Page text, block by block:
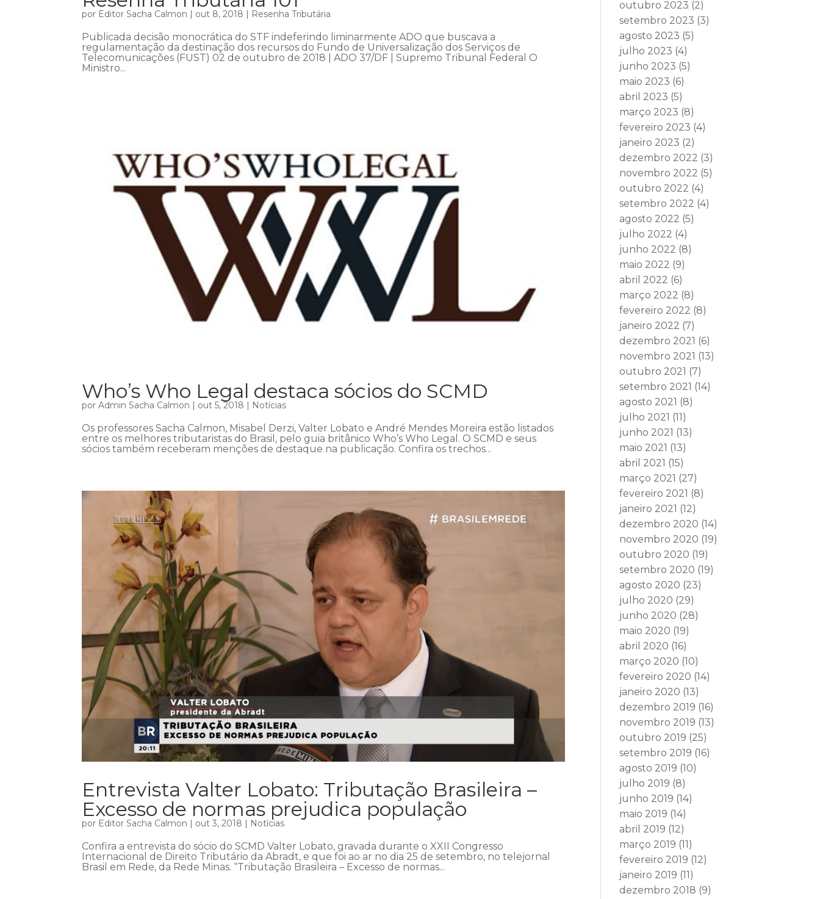
por Editor Sacha Calmon | out 8, 2018 | Resenha Tributária
Publicada decisão monocrática do STF indeferindo liminarmente ADO que buscava a
regulamentação da destinação dos recursos do Fundo de Universalização dos Serviços de
Telecomunicações (FUST) 02 de outubro de 2018 | ADO 37/DF | Supremo Tribunal Federal O
Ministro...
Who’s Who Legal destaca sócios do SCMD
porAdmin Sacha Calmon | out 5, 2018 | Notícias
Os professores Sacha Calmon, Misabel Derzi, Valter Lobato e André Mendes Moreira estão listados
entre os melhores tributaristas do Brasil, pelo guia britânico Who’s Who Legal. O SCMD e seus
sócios também receberam menções de destaque na publicação. Confira os trechos...
Entrevista Valter Lobato: Tributação Brasileira –
Excesso de normas prejudica população
por Editor Sacha Calmon | out 3, 2018 | Notícias
Confira a entrevista do sócio do SCMD Valter Lobato, gravada durante o XXII Congresso
Internacional de Direito Tributário da Abradt, e que foi ao ar no dia 25 de setembro, no telejornal
Brasil em Rede, da Rede Minas. “Tributação Brasileira – Excesso de normas...
outubro 2023 (2)
setembro 2023 (3)
agosto 2023 (5)
julho 2023 (4)
junho 2023 (5)
maio 2023 (6)
abril 2023 (5)
março 2023 (8)
fevereiro 2023 (4)
janeiro 2023 (2)
dezembro 2022 (3)
novembro 2022 (5)
outubro 2022 (4)
setembro 2022 (4)
agosto 2022 (5)
julho 2022 (4)
junho 2022 (8)
maio 2022 (9)
abril 2022 (6)
março 2022 (8)
fevereiro 2022 (8)
janeiro 2022 (7)
dezembro 2021 (6)
novembro 2021 (13)
outubro 2021 (7)
setembro 2021 (14)
agosto 2021 (8)
julho 2021 (11)
junho 2021 (13)
maio 2021 (13)
abril 2021 (15)
março 2021 (27)
fevereiro 2021 (8)
janeiro 2021 (12)
dezembro 2020 (14)
novembro 2020 (19)
outubro 2020 (19)
setembro 2020 (19)
agosto 2020 (23)
julho 2020 (29)
junho 2020 (28)
maio 2020 (19)
abril 2020 (16)
março 2020 (10)
fevereiro 2020 (14)
janeiro 2020 (13)
dezembro 2019 (16)
novembro 2019 (13)
outubro 2019 (25)
setembro 2019 (16)
agosto 2019 (10)
julho 2019 (8)
junho 2019 (14)
maio 2019 (14)
abril 2019 (12)
março 2019 (11)
fevereiro 2019 (12)
janeiro 2019 (11)
dezembro 2018 (9)